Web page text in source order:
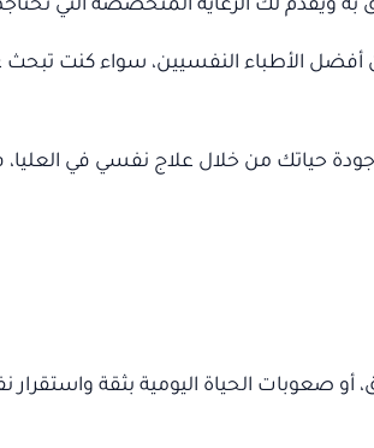
ويقدّم لك الرعاية المتخصصة التي
الأطباء النفسيين، سواء كنت
حياتك من خلال علاج نفسي في
أو صعوبات الحياة اليومية بثقة